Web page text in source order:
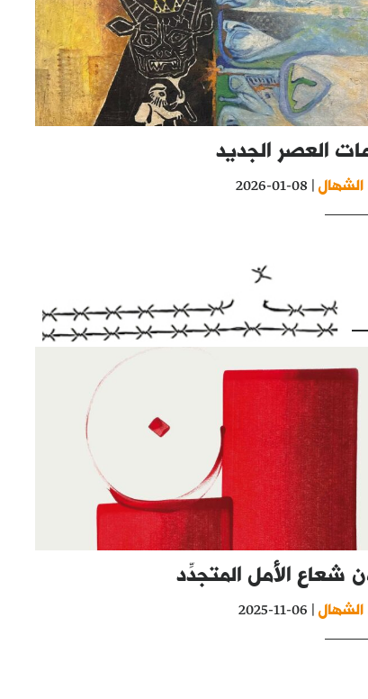
العصر الجديد
الشهال| 08-01-2026
شعاع الأمل المتجدِّد
الشهال| 06-11-2025